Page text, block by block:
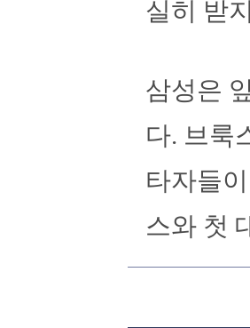
실히 받
삼성은
다. 브룩
타자들
스와 첫